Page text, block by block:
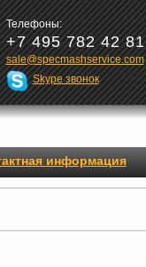
Телефоны:
+7 495 782 42 81
sale@specmashservice.com
Skype звонок
информация